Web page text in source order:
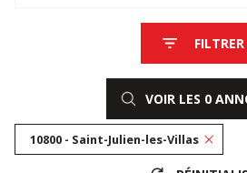
FILTRER
VOIR LES 0
10800 - Saint-Julien-les-Villas